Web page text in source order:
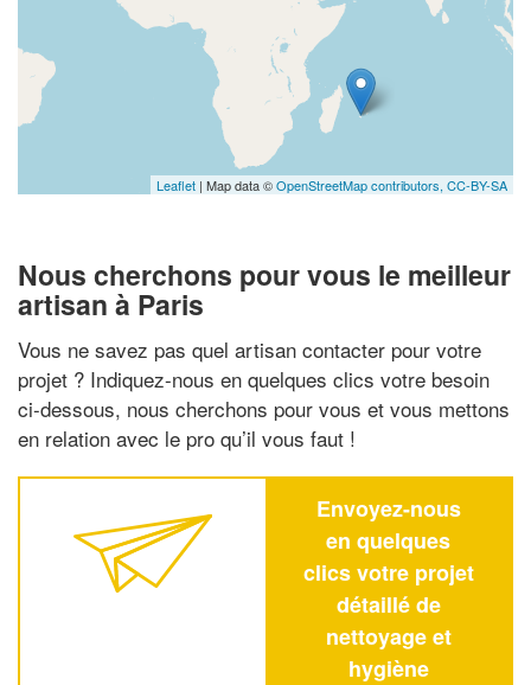
Leaflet | Map data ©OpenStreetMap contributors, CC-BY-SA
Nous cherchons pour vous le meilleur
artisan à Paris
Vous ne savez pas quel artisan contacter pour votre
projet ? Indiquez-nous en quelques clics votre besoin
ci-dessous, nous cherchons pour vous et vous mettons
en relation avec le pro qu’il vous faut !
Envoyez-nous
en quelques
clics votre projet
détaillé de
nettoyage et
hygiène